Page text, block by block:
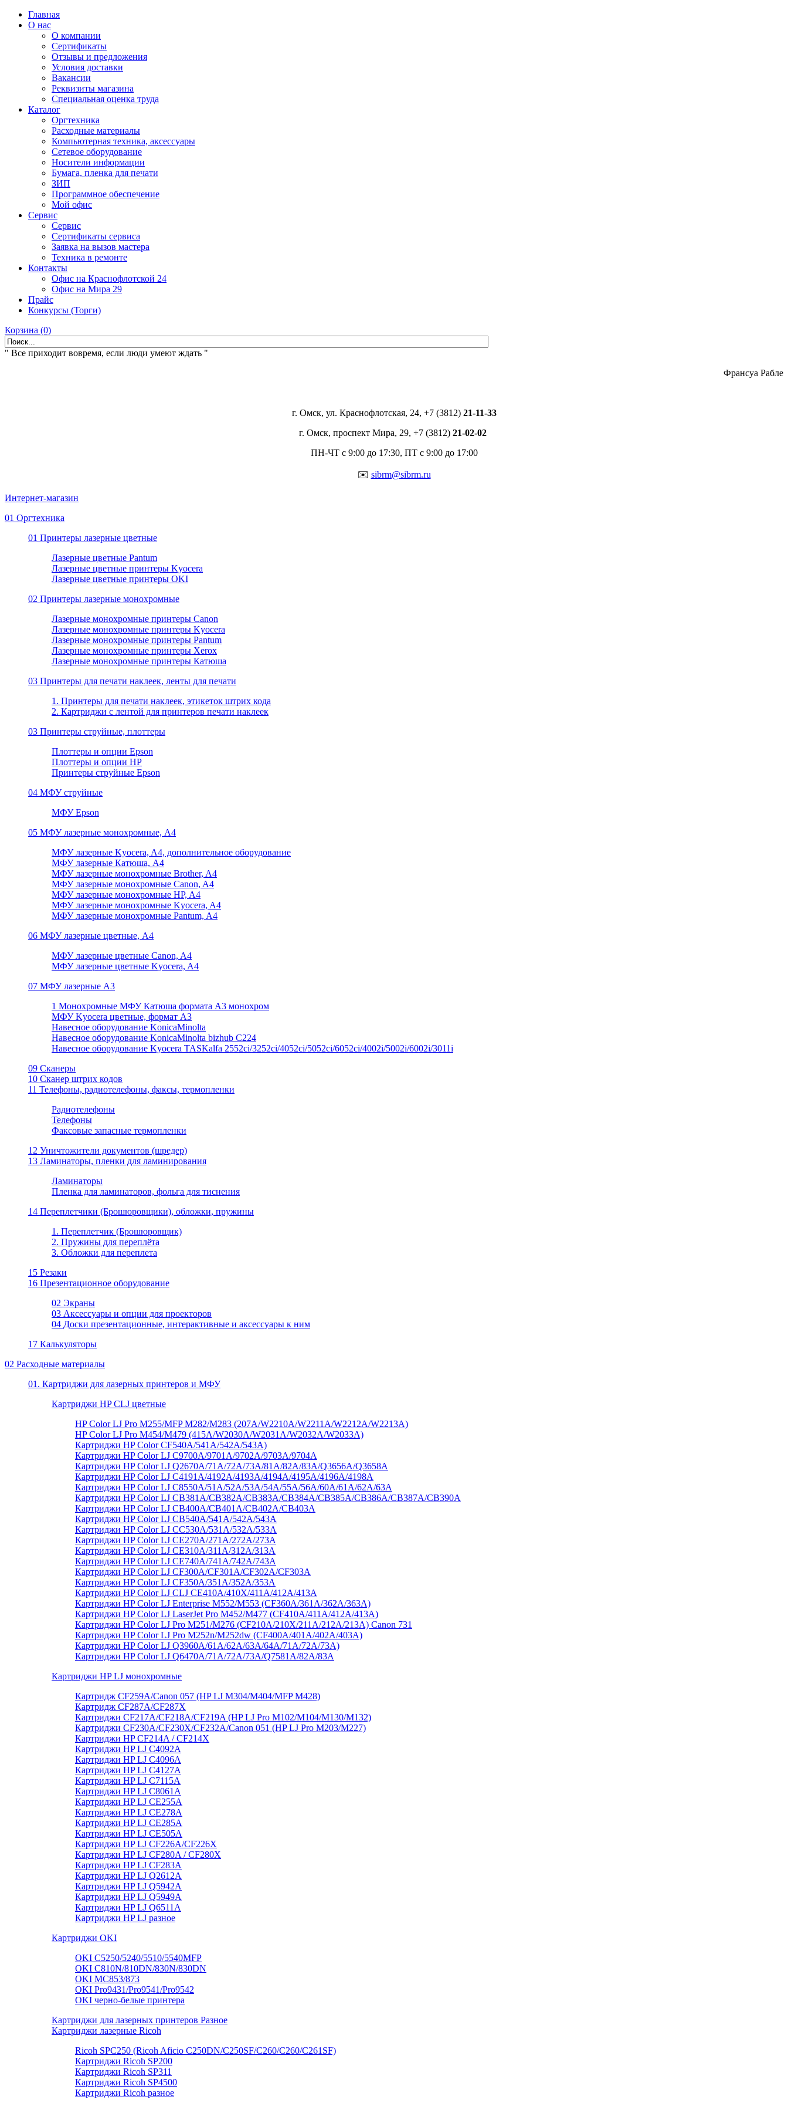
Главная
О нас
О компании
Сертификаты
Отзывы и предложения
Условия доставки
Вакансии
Реквизиты магазина
Специальная оценка труда
Каталог
Оргтехника
Расходные материалы
Компьютерная техника, аксессуары
Сетевое оборудование
Носители информации
Бумага, пленка для печати
ЗИП
Программное обеспечение
Мой офис
Сервис
Сервис
Сертификаты сервиса
Заявка на вызов мастера
Техника в ремонте
Контакты
Офис на Краснофлотской 24
Офис на Мира 29
Прайс
Конкурсы (Торги)
Корзина (0)
" Все приходит вовремя, если люди умеют ждать "
Франсуа Рабле
г. Омск, ул. Краснофлотская, 24, +7 (3812) 21-11-33
г. Омск, проспект Мира, 29, +7 (3812) 21-02-02
ПН-ЧТ с 9:00 до 17:30, ПТ с 9:00 до 17:00
✉️ sibrm@sibrm.ru
Интернет-магазин
01 Оргтехника
01 Принтеры лазерные цветные
Лазерные цветные Pantum
Лазерные цветные принтеры Kyocera
Лазерные цветные принтеры OKI
02 Принтеры лазерные монохромные
Лазерные монохромные принтеры Canon
Лазерные монохромные принтеры Kyocera
Лазерные монохромные принтеры Pantum
Лазерные монохромные принтеры Xerox
Лазерные монохромные принтеры Катюша
03 Принтеры для печати наклеек, ленты для печати
1. Принтеры для печати наклеек, этикеток штрих кода
2. Картриджи с лентой для принтеров печати наклеек
03 Принтеры струйные, плоттеры
Плоттеры и опции Epson
Плоттеры и опции HP
Принтеры струйные Epson
04 МФУ струйные
МФУ Epson
05 МФУ лазерные монохромные, А4
МФУ лазерные Kyocera, A4, дополнительное оборудование
МФУ лазерные Катюша, А4
МФУ лазерные монохромные Brother, A4
МФУ лазерные монохромные Canon, A4
МФУ лазерные монохромные HP, A4
МФУ лазерные монохромные Kyocera, A4
МФУ лазерные монохромные Pantum, A4
06 МФУ лазерные цветные, А4
МФУ лазерные цветные Canon, A4
МФУ лазерные цветные Kyocera, A4
07 МФУ лазерные А3
1 Монохромные МФУ Катюша формата А3 монохром
МФУ Kyocera цветные, формат А3
Навесное оборудование KonicaMinolta
Навесное оборудование KonicaMinolta bizhub C224
Навесное оборудование Kyocera TASKalfa 2552ci/3252ci/4052ci/5052ci/6052ci/4002i/5002i/6002i/3011i
09 Сканеры
10 Сканер штрих кодов
11 Телефоны, радиотелефоны, факсы, термопленки
Радиотелефоны
Телефоны
Факсовые запасные термопленки
12 Уничтожители документов (шредер)
13 Ламинаторы, пленки для ламинирования
Ламинаторы
Пленка для ламинаторов, фольга для тиснения
14 Переплетчики (Брошюровщики), обложки, пружины
1. Переплетчик (Брошюровщик)
2. Пружины для переплёта
3. Обложки для переплета
15 Резаки
16 Презентационное оборудование
02 Экраны
03 Аксессуары и опции для проекторов
04 Доски презентационные, интерактивные и аксессуары к ним
17 Калькуляторы
02 Расходные материалы
01. Картриджи для лазерных принтеров и МФУ
Картриджи HP CLJ цветные
HP Color LJ Pro M255/MFP M282/M283 (207A/W2210A/W2211A/W2212A/W2213A)
HP Color LJ Pro M454/M479 (415A/W2030A/W2031A/W2032A/W2033A)
Картриджи HP Color CF540A/541A/542A/543A)
Картриджи HP Color LJ C9700A/9701A/9702A/9703A/9704A
Картриджи HP Color LJ Q2670A/71A/72A/73A/81A/82A/83A/Q3656A/Q3658A
Картриджи HP Color LJ C4191A/4192A/4193A/4194A/4195A/4196A/4198A
Картриджи HP Color LJ C8550A/51A/52A/53A/54A/55A/56A/60A/61A/62A/63A
Картриджи HP Color LJ CB381A/CB382A/CB383A/CB384A/CB385A/CB386A/CB387A/CB390A
Картриджи HP Color LJ CB400A/CB401A/CB402A/CB403A
Картриджи HP Color LJ CB540A/541A/542A/543A
Картриджи HP Color LJ CC530A/531A/532A/533A
Картриджи HP Color LJ CE270A/271A/272A/273A
Картриджи HP Color LJ CE310A/311A/312A/313A
Картриджи HP Color LJ CE740A/741A/742A/743A
Картриджи HP Color LJ CF300A/CF301A/CF302A/CF303A
Картриджи HP Color LJ CF350A/351A/352A/353A
Картриджи HP Color LJ CLJ CE410A/410X/411A/412A/413A
Картриджи HP Color LJ Enterprise M552/M553 (CF360A/361A/362A/363A)
Картриджи HP Color LJ LaserJet Pro M452/M477 (CF410A/411A/412A/413A)
Картриджи HP Color LJ Pro M251/M276 (CF210A/210X/211A/212A/213A) Canon 731
Картриджи HP Color LJ Pro M252n/M252dw (CF400A/401A/402A/403A)
Картриджи HP Color LJ Q3960A/61A/62A/63A/64A/71A/72A/73A)
Картриджи HP Color LJ Q6470A/71A/72A/73A/Q7581A/82A/83A
Картриджи HP LJ монохромные
Картридж CF259A/Canon 057 (HP LJ M304/M404/MFP M428)
Картридж CF287A/CF287X
Картриджи CF217A/CF218A/CF219A (HP LJ Pro M102/M104/M130/M132)
Картриджи CF230A/CF230X/CF232A/Canon 051 (HP LJ Pro M203/M227)
Картриджи HP CF214A / CF214X
Картриджи HP LJ C4092A
Картриджи HP LJ C4096A
Картриджи HP LJ C4127A
Картриджи HP LJ C7115A
Картриджи HP LJ C8061А
Картриджи HP LJ CE255A
Картриджи HP LJ CE278A
Картриджи HP LJ CE285A
Картриджи HP LJ CE505A
Картриджи HP LJ CF226A/CF226X
Картриджи HP LJ CF280A / CF280X
Картриджи HP LJ CF283A
Картриджи HP LJ Q2612A
Картриджи HP LJ Q5942A
Картриджи HP LJ Q5949А
Картриджи HP LJ Q6511A
Картриджи HP LJ разное
Картриджи OKI
OKI C5250/5240/5510/5540MFP
OKI C810N/810DN/830N/830DN
OKI MC853/873
OKI Pro9431/Pro9541/Pro9542
OKI черно-белые принтера
Картриджи для лазерных принтеров Разное
Картриджи лазерные Ricoh
Ricoh SPC250 (Ricoh Aficio C250DN/C250SF/C260/C260/C261SF)
Картриджи Ricoh SP200
Картриджи Ricoh SP311
Картриджи Ricoh SP4500
Картриджи Ricoh разное